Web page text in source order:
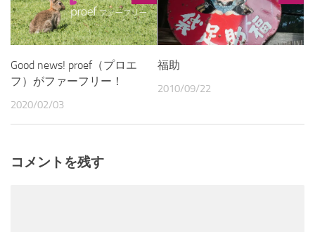
Good news! proef（プロエ
フ）がファーフリー！
2020/02/03
福助
2010/09/22
コメントを残す